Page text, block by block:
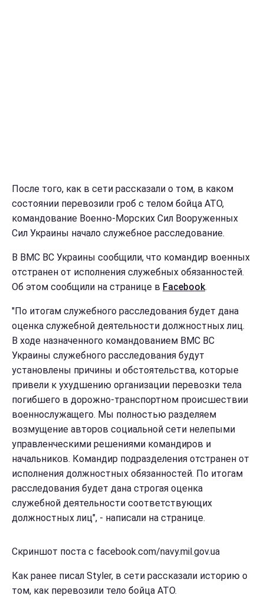
После того, как в сети рассказали о том, в каком
состоянии перевозили гроб с телом бойца АТО,
командование Военно-Морских Сил Вооруженных
Сил Украины начало служебное расследование.
В ВМС ВС Украины сообщили, что командир военных
отстранен от исполнения служебных обязанностей.
Об этом сообщили на странице в Facebook.
"По итогам служебного расследования будет дана
оценка служебной деятельности должностных лиц.
В ходе назначенного командованием ВМС ВС
Украины служебного расследования будут
установлены причины и обстоятельства, которые
привели к ухудшению организации перевозки тела
погибшего в дорожно-транспортном происшествии
военнослужащего. Мы полностью разделяем
возмущение авторов социальной сети нелепыми
управленческими решениями командиров и
начальников. Командир подразделения отстранен от
исполнения должностных обязанностей. По итогам
расследования будет дана строгая оценка
служебной деятельности соответствующих
должностных лиц", - написали на странице.
Скриншот поста с facebook.com/navy.mil.gov.ua
Как ранее писал Styler, в сети рассказали историю о
том, как перевозили тело бойца АТО.